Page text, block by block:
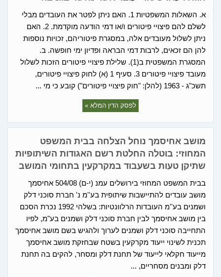
א. השאלות המשפטיות 1. האם ניתן לפטר את העובדים מבלי
לשלם להם פיצויי פיטורים ו/או דמי הודעה מוקדמת. 2. האם
ניתן לשלול מעובדים אלה, במסגרת פיטוריהם, זכויות נוספות
להן הם זכאים, לרבות דמי הבראה ופדיון ימי חופשה. ב.
המסגרת המשפטית ב(1). שלילת פיצויי פיטורים הזכות לשלול
מעובד פיצויי פיטורים 3. סעיף 1 (א) לחוק פיצויי פיטורים,
תשכ"ג - 1963 (להלן: "חוק פיצויי פיטורים") קובע כי מי ...
לפסק הדין המלא »
מושב אחיסמך נוחל הצלחה בבית המשפט
המחוזי: בוטלה החלטת רשם האגודות השיתופיות
שתיקן טעות בשעבוד במקרקעין בתחומי המושב
בבית המשפט המחוזי בירושלים עמנ (י-ם) 504/08 אחיסמך
מושב עובדים להתיישבות שיתופית בע''מ נ' חברת סוכני דלק
ושמנים בע''מ העובדות הרלוונטיות: בשלהי 1992 נכרת הסכם
בין מושב אחיסמך לבין חברת סוכני דלק ושמנים בע"מ, לפיו
התחייבה סוכני דלק ושמנים לערוך ולהגיש בשם מושב אחיסמך
תכנית לשינוי ייעוד מקרקעין בשטח שבחזקת מושב אחיסמך
מייעוד חקלאי לייעוד של תחנת דלק ומסחר, להקים בה תחנת
דלק ומבנים מסחריים, ...